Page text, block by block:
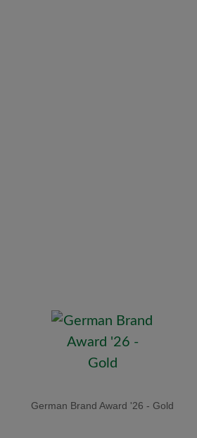
German Brand Award '26 - Gold